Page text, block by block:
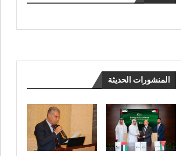
المنشورات الحديثة